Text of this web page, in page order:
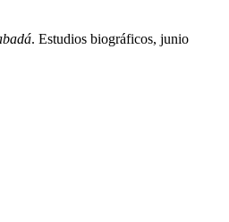
.Estudios biográficos,junio